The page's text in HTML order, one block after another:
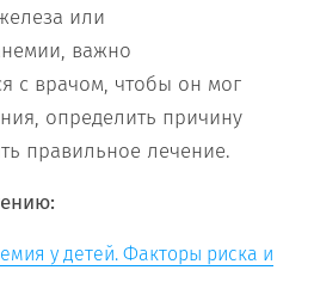
или
важно
с врачом, чтобы он мог
определить причину
правильное лечение.
у детей. Факторы риска и